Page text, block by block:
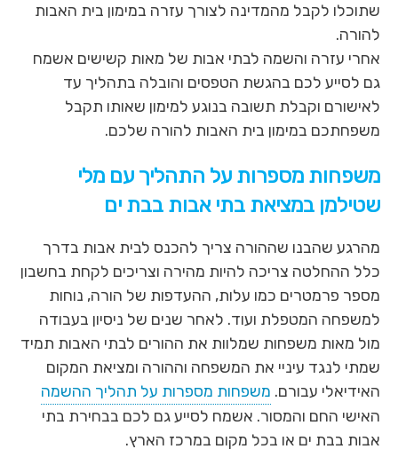
שתוכלו לקבל מהמדינה לצורך עזרה במימון בית האבות
להורה.
אחרי עזרה והשמה לבתי אבות של מאות קשישים אשמח
גם לסייע לכם בהגשת הטפסים והובלה בתהליך עד
לאישורם וקבלת תשובה בנוגע למימון שאותו תקבל
משפחתכם במימון בית האבות להורה שלכם.
משפחות מספרות על התהליך עם מלי
שטילמן במציאת בתי אבות בבת ים
מהרגע שהבנו שההורה צריך להכנס לבית אבות בדרך
כלל ההחלטה צריכה להיות מהירה וצריכים לקחת בחשבון
מספר פרמטרים כמו עלות, ההעדפות של הורה, נוחות
למשפחה המטפלת ועוד. לאחר שנים של ניסיון בעבודה
מול מאות משפחות שמלוות את ההורים לבתי האבות תמיד
שמתי לנגד עיניי את המשפחה וההורה ומציאת המקום
האידיאלי עבורם. משפחות מספרות על תהליך ההשמה
האישי החם והמסור. אשמח לסייע גם לכם בבחירת בתי
אבות בבת ים או בכל מקום במרכז הארץ.